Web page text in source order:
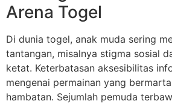
Arena Togel
Di dunia togel, anak muda sering
tantangan, misalnya stigma sosial
ketat. Keterbatasan aksesibilitas
mengenai permainan yang
hambatan. Sejumlah pemuda